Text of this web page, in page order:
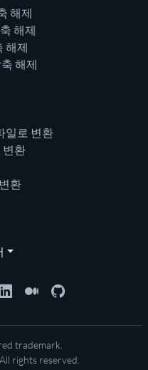
해제
해제
해제
해제
일로 변환
변환
환
trademark.
rights reserved.